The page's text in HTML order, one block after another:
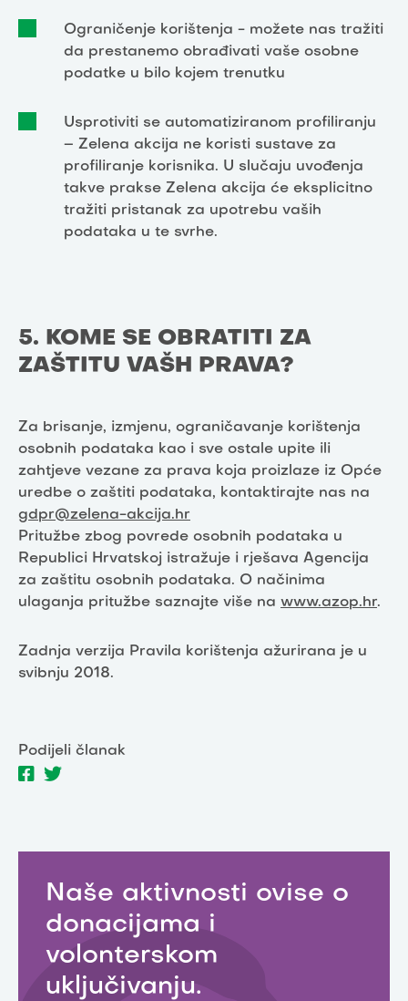
Ograničenje korištenja - možete nas tražiti
da prestanemo obrađivati vaše osobne
podatke u bilo kojem trenutku
Usprotiviti se automatiziranom profiliranju
– Zelena akcija ne koristi sustave za
profiliranje korisnika. U slučaju uvođenja
takve prakse Zelena akcija će eksplicitno
tražiti pristanak za upotrebu vaših
podataka u te svrhe.
5. KOME SE OBRATITI ZA
ZAŠTITU VAŠIH PRAVA?
Za brisanje, izmjenu, ograničavanje korištenja
osobnih podataka kao i sve ostale upite ili
zahtjeve vezane za prava koja proizlaze iz Opće
uredbe o zaštiti podataka, kontaktirajte nas na
gdpr@zelena-akcija.hr
Pritužbe zbog povrede osobnih podataka u
Republici Hrvatskoj istražuje i rješava Agencija
za zaštitu osobnih podataka. O načinima
ulaganja pritužbe saznajte više na www.azop.hr.
Zadnja verzija Pravila korištenja ažurirana je u
svibnju 2018.
Podijeli članak
Naše aktivnosti ovise o
donacijama i
volonterskom
uključivanju.